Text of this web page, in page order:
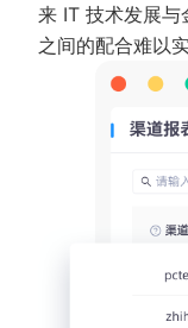
来 IT 技术发展与
之间的配合难以